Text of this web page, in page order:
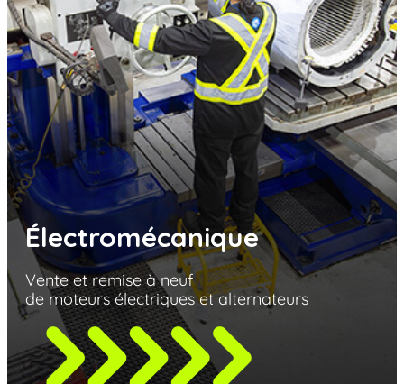
Électromécanique
Vente et remise à neuf
de moteurs électriques et alternateurs